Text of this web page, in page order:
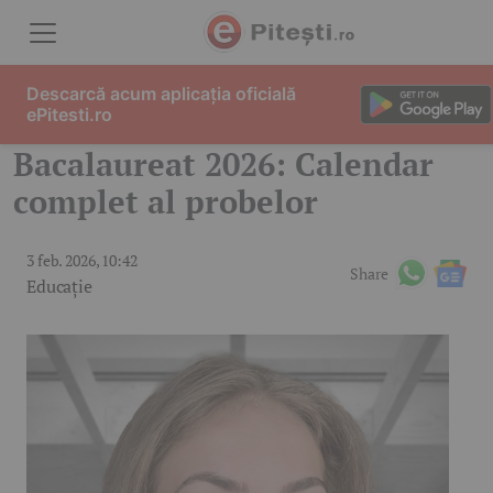
Bacalaureat 2026: Calendar
complet al probelor
3 feb. 2026, 10:42
Educație
Share
Descarcă acum aplicația oficială
ePitesti.ro